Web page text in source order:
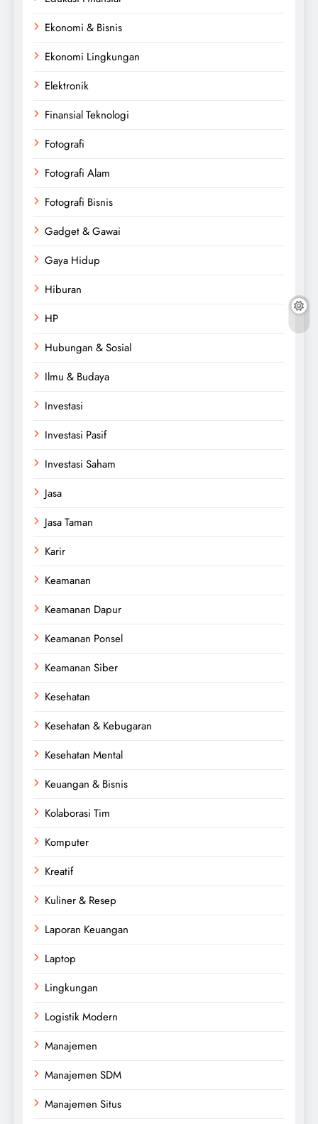
Ekonomi & Bisnis
Ekonomi Lingkungan
Elektronik
Finansial Teknologi
Fotografi
Fotografi Alam
Fotografi Bisnis
Gadget & Gawai
Gaya Hidup
Hiburan
HP
Hubungan & Sosial
Ilmu & Budaya
Investasi
Investasi Pasif
Investasi Saham
Jasa
Jasa Taman
Karir
Keamanan
Keamanan Dapur
Keamanan Ponsel
Keamanan Siber
Kesehatan
Kesehatan & Kebugaran
Kesehatan Mental
Keuangan & Bisnis
Kolaborasi Tim
Komputer
Kreatif
Kuliner & Resep
Laporan Keuangan
Laptop
Lingkungan
Logistik Modern
Manajemen
Manajemen SDM
Manajemen Situs